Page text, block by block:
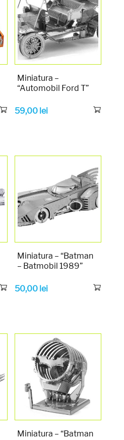
Miniatura –
“Automobil Ford T”
59,00 lei
Miniatura – “Batman
– Batmobil 1989”
50,00 lei
Miniatura – “Batman